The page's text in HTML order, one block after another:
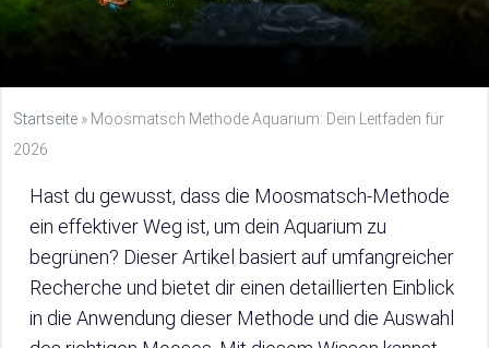
Startseite » Moosmatsch Methode Aquarium: Dein Leitfaden für
2026
Hast du gewusst, dass die Moosmatsch-Methode
ein effektiver Weg ist, um dein Aquarium zu
begrünen? Dieser Artikel basiert auf umfangreicher
Recherche und bietet dir einen detaillierten Einblick
in die Anwendung dieser Methode und die Auswahl